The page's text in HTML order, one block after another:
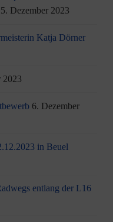
Dezember 2023
Katja Dörner
2023
6. Dezember
in Beuel
entlang der L16